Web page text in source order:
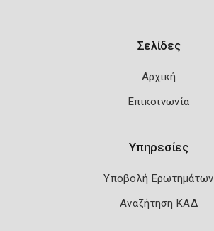
Σελίδες
Αρχική
Επικοινωνία
Υπηρεσίες
Υποβολή Ερωτημάτων
Αναζήτηση ΚΑΔ